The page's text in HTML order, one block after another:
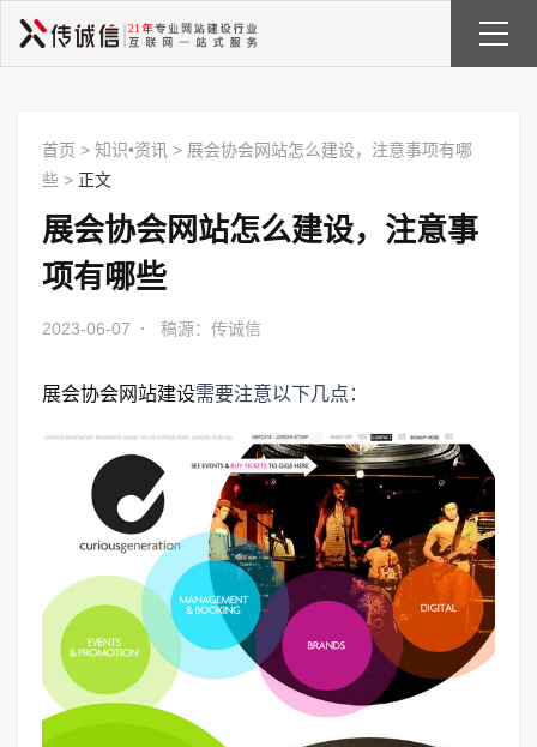
首页 > 知识•资讯 > 展会协会网站怎么建设，注意事项有哪
些 > 正文
展会协会网站怎么建设，注意事
项有哪些
2023-06-07 · 稿源：传诚信
展会协会网站建设需要注意以下几点：